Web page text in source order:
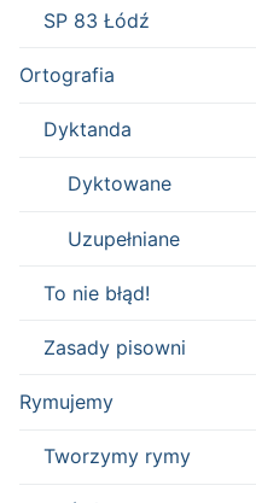
SP 83 Łódź
Ortografia
Dyktanda
Dyktowane
Uzupełniane
To nie błąd!
Zasady pisowni
Rymujemy
Tworzymy rymy